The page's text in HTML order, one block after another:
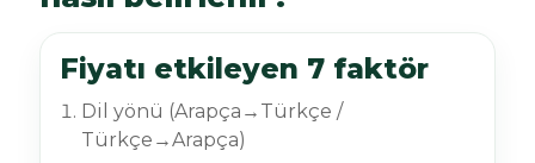
Fiyatı etkileyen 7 faktör
Dil yönü (Arapça→Türkçe /
Türkçe→Arapça)